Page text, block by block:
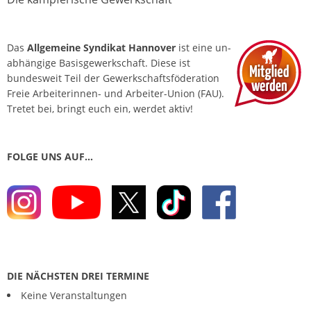
Das Allgemeine Syndikat Hannover ist eine un­
abhängige Basis­gewerkschaft. Diese ist
bundesweit Teil der Gewerkschafts­föderation
Freie Arbeiterinnen- und Arbeiter-Union (FAU).
Tretet bei, bringt euch ein, werdet aktiv!
FOLGE UNS AUF…
DIE NÄCHSTEN DREI TERMINE
Keine Veranstaltungen